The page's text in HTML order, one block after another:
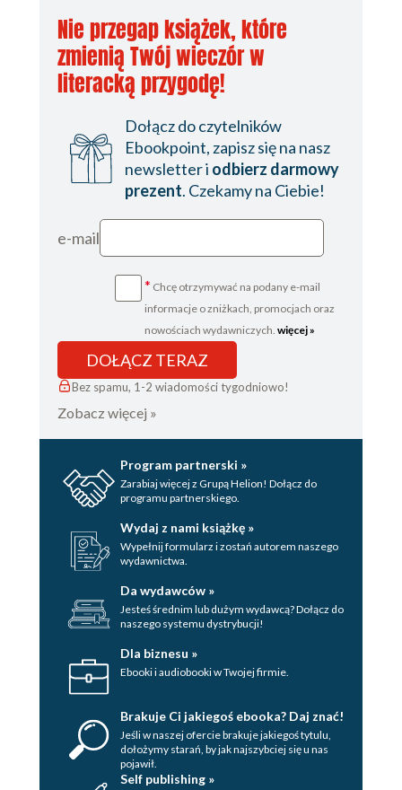
Nie przegap książek, które
zmienią Twój wieczór w
literacką przygodę!
Dołącz do czytelników
Ebookpoint, zapisz się na nasz
newsletter i odbierz darmowy
prezent. Czekamy na Ciebie!
e-mail
* Chcę otrzymywać na podany e-mail
informacje o zniżkach, promocjach oraz
nowościach wydawniczych. więcej »
DOŁĄCZ TERAZ
Bez spamu, 1-2 wiadomości tygodniowo!
Zobacz więcej »
Program partnerski »
Zarabiaj więcej z Grupą Helion! Dołącz do
programu partnerskiego.
Wydaj z nami książkę »
Wypełnij formularz i zostań autorem naszego
wydawnictwa.
Da wydawców »
Jesteś średnim lub dużym wydawcą? Dołącz do
naszego systemu dystrybucji!
Dla biznesu »
Ebooki i audiobooki w Twojej firmie.
Brakuje Ci jakiegoś ebooka? Daj znać!
Jeśli w naszej ofercie brakuje jakiegoś tytulu,
dołożymy starań, by jak najszybciej się u nas
pojawił.
Self publishing »